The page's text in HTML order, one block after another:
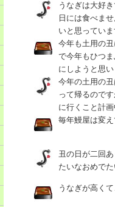
うなぎは大好
日には食べま
いと思ってい
今年も土用の
で今年もひつ
にしようと思
今年の土用の
って帰るので
に行くこと計
毎年鰻屋は変
丑の日が二回
たいなおめで
うなぎが高く